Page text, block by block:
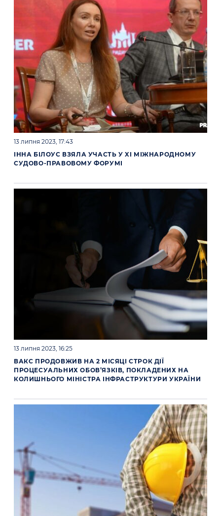
13 липня 2023, 17:43
ІННА БІЛОУС ВЗЯЛА УЧАСТЬ У XI МІЖНАРОДНОМУ
СУДОВО-ПРАВОВОМУ ФОРУМІ
13 липня 2023, 16:25
ВАКС ПРОДОВЖИВ НА 2 МІСЯЦІ СТРОК ДІЇ
ПРОЦЕСУАЛЬНИХ ОБОВ’ЯЗКІВ, ПОКЛАДЕНИХ НА
КОЛИШНЬОГО МІНІСТРА ІНФРАСТРУКТУРИ УКРАЇНИ